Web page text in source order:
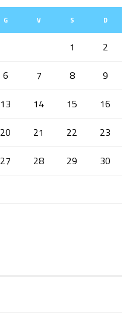
G V S D
1
2
6 7 8
9
13 14 15
16
20 21 22
23
27 28 29
30